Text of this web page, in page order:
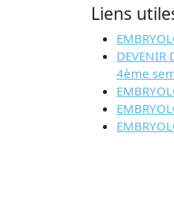
Liens
4ème